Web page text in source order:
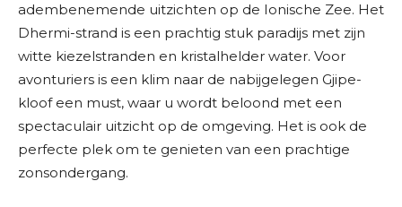
adembenemende uitzichten op de Ionische Zee. Het
Dhermi-strand is een prachtig stuk paradijs met zijn
witte kiezelstranden en kristalhelder water. Voor
avonturiers is een klim naar de nabijgelegen Gjipe-
kloof een must, waar u wordt beloond met een
spectaculair uitzicht op de omgeving. Het is ook de
perfecte plek om te genieten van een prachtige
zonsondergang.